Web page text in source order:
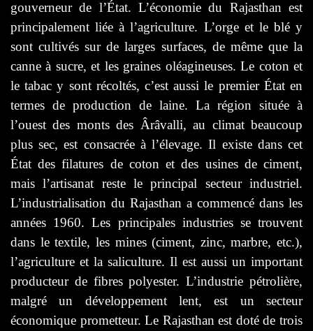
gouverneur de l’État. L’économie du Rajasthan est
principalement liée à l’agriculture. L’orge et le blé y
sont cultivés sur de larges surfaces, de même que la
canne à sucre, et les graines oléagineuses. Le coton et
le tabac y sont récoltés, c’est aussi le premier État en
termes de production de laine. La région située à
l’ouest des monts des Ârâvalli, au climat beaucoup
plus sec, est consacrée à l’élevage. Il existe dans cet
État des filatures de coton et des usines de ciment,
mais l’artisanat reste le principal secteur industriel.
L’industrialisation du Rajasthan a commencé dans les
années 1960. Les principales industries se trouvent
dans le textile, les mines (ciment, zinc, marbre, etc.),
l’agriculture et la saliculture. Il est aussi un important
producteur de fibres polyester. L’industrie pétrolière,
malgré un développement lent, est un secteur
économique prometteur. Le Rajasthan est doté de trois